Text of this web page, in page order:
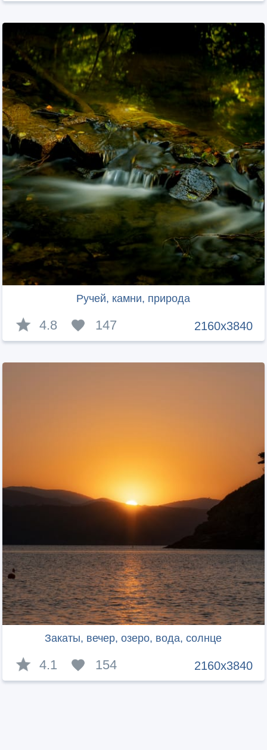
Ручей, камни, природа
2160x3840
4.8 147
Закаты, вечер, озеро, вода, солнце
2160x3840
4.1 154